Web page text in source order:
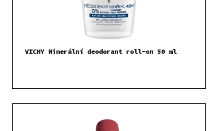
VICHY Minerální deodorant roll-on 50 ml